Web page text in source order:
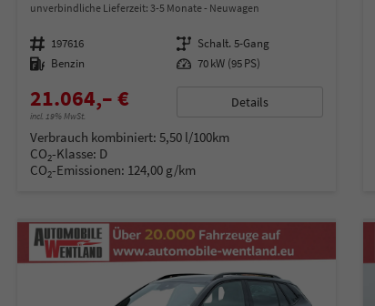
unverbindliche Lieferzeit: 3-5 Monate Neuwagen
Fahrzeugnummer 197616 Getriebe Schalt. 5-Gang
Kraftstoff Benzin Leistung 70 kW (95 PS)
21.064,– €
incl. 19% MwSt.
Details
Verbrauch kombiniert: 5,50 l/100km
CO2-Klasse: D
CO2-Emissionen: 124,00 g/km